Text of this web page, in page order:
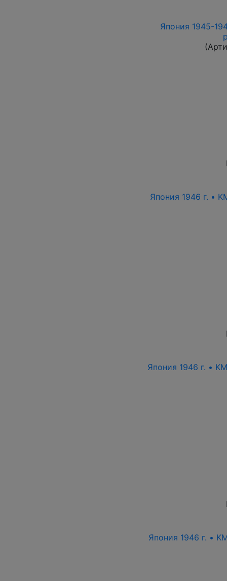
Япония 1945-
Япония 1946 г. •
Япония 1946 г. •
Япония 1946 г. •